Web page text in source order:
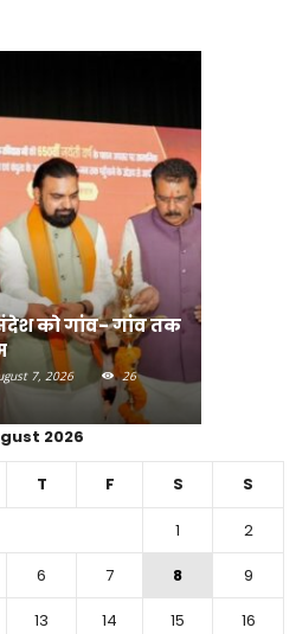
को गांव- गांव तक
7, 2026
26
2026
T F S S
1
2
6 7 8
9
13 14 15
16